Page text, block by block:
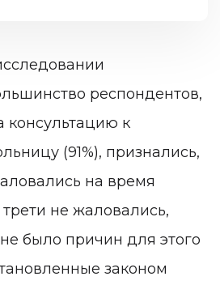
респондентов,
консультацию к
(91%), признались,
на время
не жаловались,
было причин для этого
законом